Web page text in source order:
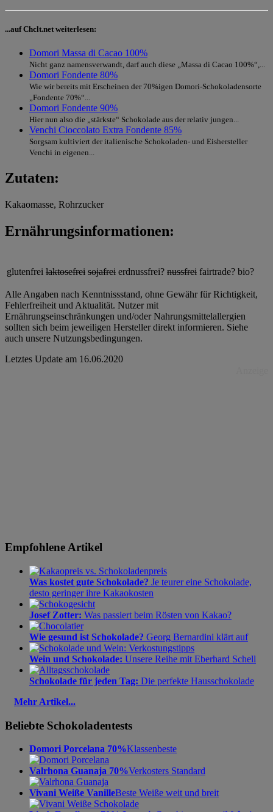
...auf Chclt.net weiterlesen:
Domori Massa di Cacao 100%
Nicht ganz namensverwandt, darf auch diese „Massa di Cacao 100%“,...
Domori Fondente 80%
Wie wir bereits mit Erscheinen der 70%igen Domori-Schokoladensorte
„Fondente 70%“...
Domori Fondente 90%
Hier nun also die „stärkste“ Schokolade aus der relativ jungen...
Venchi Cioccolato Extra Fondente 85%
Sorgsam kultiviert der italienische Schokoladen- und Eishersteller
Venchi in eigenen...
Zutaten:
Kakaomasse, Rohrzucker
Ernährungsinformationen:
glutenfrei laktosefrei sojafrei erdnussfrei? nussfrei fairtrade? bio?
Alle Angaben nach Kenntnissstand, ohne Gewähr für Richtigkeit,
Fehlerfreiheit und Aktualität. Nutzer mit
Ernährungseinschränkungen und/oder Nahrungsmittelallergien
sollten sich beim jeweiligen Hersteller direkt informieren. Siehe
auch unsere Nutzungsbedingungen.
Letztes Update am 16.06.2020
Empfohlene Artikel
Was kostet gute Schokolade? Je teurer eine Schokolade,
desto geringer ihre Kakaokosten
Josef Zotter: Was passiert beim Rösten von Kakao?
Wie gesund ist Schokolade? Georg Bernardini klärt auf
Wein und Schokolade: Unsere Reihe mit Eberhard Schell
Schokolade für jeden Tag: Die perfekte Hausschokolade
Mehr Artikel...
Beliebte Schokoladentests
Domori Porcelana 70%Klassenbeste
Valrhona Guanaja 70%Verkosters Standard
Vivani Weiße VanilleBeste Weiße weit und breit